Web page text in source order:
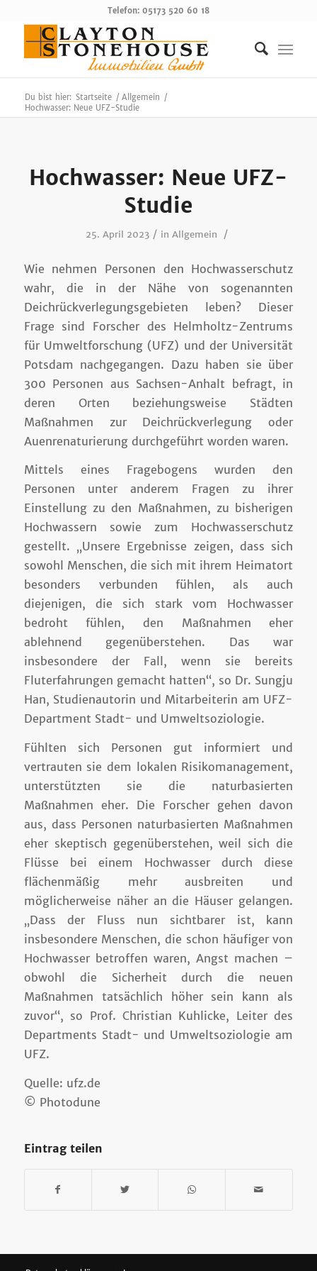
Telefon: 05173 520 60 18
Du bist hier: Startseite / Allgemein /
Hochwasser: Neue UFZ-Studie
Hochwasser: Neue UFZ-
Studie
25. April 2023 / in Allgemein /
Wie nehmen Personen den Hochwasserschutz
wahr, die in der Nähe von sogenannten
Deichrückverlegungsgebieten leben? Dieser
Frage sind Forscher des Helmholtz-Zentrums
für Umweltforschung (UFZ) und der Universität
Potsdam nachgegangen. Dazu haben sie über
300 Personen aus Sachsen-Anhalt befragt, in
deren Orten beziehungsweise Städten
Maßnahmen zur Deichrückverlegung oder
Auenrenaturierung durchgeführt worden waren.
Mittels eines Fragebogens wurden den
Personen unter anderem Fragen zu ihrer
Einstellung zu den Maßnahmen, zu bisherigen
Hochwassern sowie zum Hochwasserschutz
gestellt. „Unsere Ergebnisse zeigen, dass sich
sowohl Menschen, die sich mit ihrem Heimatort
besonders verbunden fühlen, als auch
diejenigen, die sich stark vom Hochwasser
bedroht fühlen, den Maßnahmen eher
ablehnend gegenüberstehen. Das war
insbesondere der Fall, wenn sie bereits
Fluterfahrungen gemacht hatten“, so Dr. Sungju
Han, Studienautorin und Mitarbeiterin am UFZ-
Department Stadt- und Umweltsoziologie.
Fühlten sich Personen gut informiert und
vertrauten sie dem lokalen Risikomanagement,
unterstützten sie die naturbasierten
Maßnahmen eher. Die Forscher gehen davon
aus, dass Personen naturbasierten Maßnahmen
eher skeptisch gegenüberstehen, weil sich die
Flüsse bei einem Hochwasser durch diese
flächenmäßig mehr ausbreiten und
möglicherweise näher an die Häuser gelangen.
„Dass der Fluss nun sichtbarer ist, kann
insbesondere Menschen, die schon häufiger von
Hochwasser betroffen waren, Angst machen –
obwohl die Sicherheit durch die neuen
Maßnahmen tatsächlich höher sein kann als
zuvor“, so Prof. Christian Kuhlicke, Leiter des
Departments Stadt- und Umweltsoziologie am
UFZ.
Quelle: ufz.de
© Photodune
Eintrag teilen